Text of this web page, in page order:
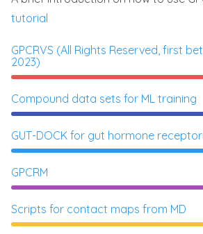
tutorial
GPCRVS (All Rights Reserved, first
2023)
Compound data sets for ML training
GUT-DOCK for gut hormone
GPCRM
Scripts for contact maps from MD